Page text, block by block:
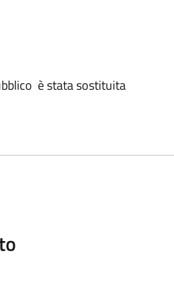
è stata sostituita